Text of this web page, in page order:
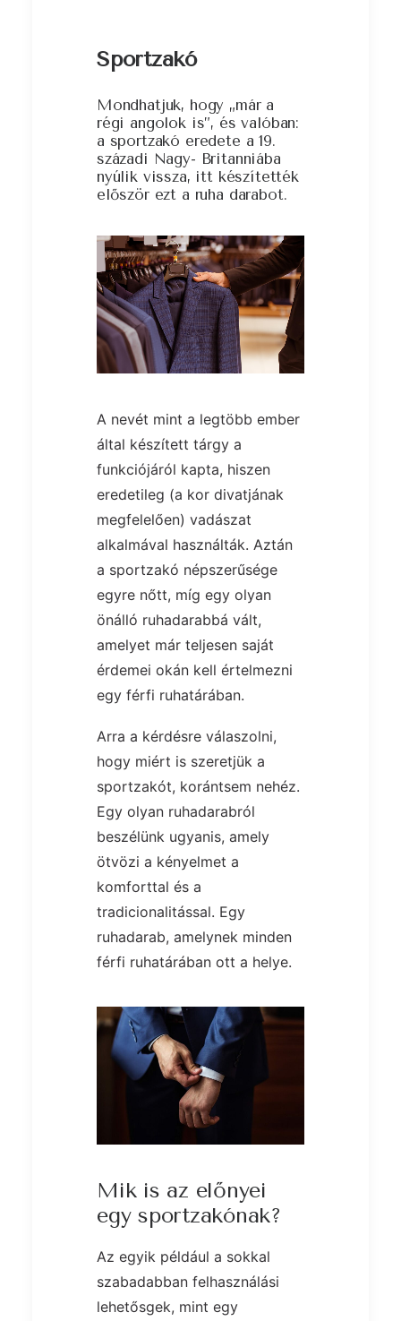
Sportzakó
Mondhatjuk, hogy „már a
régi angolok is”, és valóban:
a sportzakó eredete a 19.
századi Nagy- Britanniába
nyúlik vissza, itt készítették
először ezt a ruha darabot.
A nevét mint a legtöbb ember
által készített tárgy a
funkciójáról kapta, hiszen
eredetileg (a kor divatjának
megfelelően) vadászat
alkalmával használták. Aztán
a sportzakó népszerűsége
egyre nőtt, míg egy olyan
önálló ruhadarabbá vált,
amelyet már teljesen saját
érdemei okán kell értelmezni
egy férfi ruhatárában.
Arra a kérdésre válaszolni,
hogy miért is szeretjük a
sportzakót, korántsem nehéz.
Egy olyan ruhadarabról
beszélünk ugyanis, amely
ötvözi a kényelmet a
komforttal és a
tradicionalitással. Egy
ruhadarab, amelynek minden
férfi ruhatárában ott a helye.
Mik is az előnyei
egy sportzakónak?
Az egyik például a sokkal
szabadabban felhasználási
lehetősgek, mint egy